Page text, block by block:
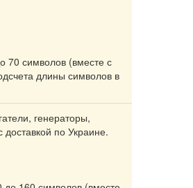
70 символов (вместе с
длины символов в
генераторы,
доставкой по Украине.